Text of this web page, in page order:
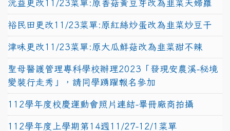
沅益更改11/23菜單:原香菇黃豆芽改為韭菜天婦羅
裕民田更改11/23菜單:原紅絲炒蛋改為韭菜炒豆干
津味更改11/23菜單:原大瓜鮮菇改為韭菜甜不辣
聖母醫護管理專科學校辦理2023「發現安農溪-秘境
變裝行走秀」，請同學踴躍報名參加
112學年度校慶運動會照片連結-畢冊廠商拍攝
112學年度上學期第14週11/27-12/1菜單